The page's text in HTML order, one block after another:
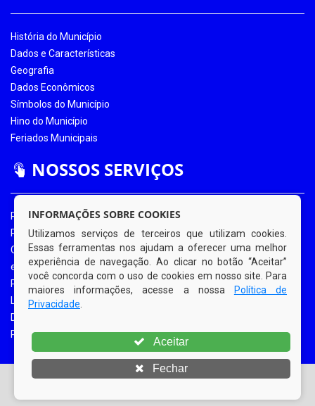
História do Município
Dados e Características
Geografia
Dados Econômicos
Símbolos do Município
Hino do Município
Feriados Municipais
NOSSOS SERVIÇOS
Portal da Transparência
Portal da Transparência COVID-19
Ouvidoria Eletrônica
e-SIC
Processos de Licitação
Licitações em Andamento
Diário Oficial
Portal do Contribuinte
© Copyright 2026 Prefeitura Municipal de Bom Jardim |
INFORMAÇÕES SOBRE COOKIES
Utilizamos serviços de terceiros que utilizam cookies.
Essas ferramentas nos ajudam a oferecer uma melhor
experiência de navegação. Ao clicar no botão “Aceitar”
você concorda com o uso de cookies em nosso site. Para
maiores informações, acesse a nossa
Política de
Privacidade
Aceitar
Fechar